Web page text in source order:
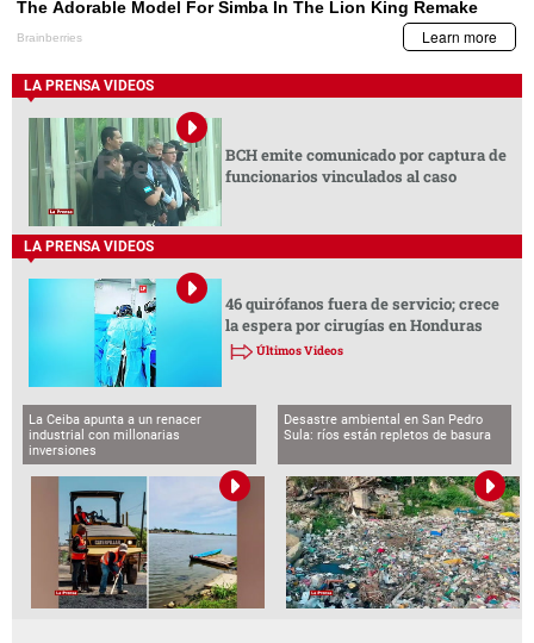
LA PRENSA VIDEOS
BCH emite comunicado por captura de
funcionarios vinculados al caso
LA PRENSA VIDEOS
46 quirófanos fuera de servicio; crece
la espera por cirugías en Honduras
Últimos Videos
La Ceiba apunta a un renacer
industrial con millonarias
inversiones
Desastre ambiental en San Pedro
Sula: ríos están repletos de basura